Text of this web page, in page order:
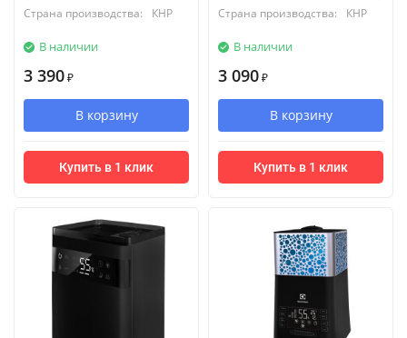
Страна производства:
КНР
В наличии
3 390 ₽
В корзину
Купить в 1 клик
Страна производства:
КНР
В наличии
3 090 ₽
В корзину
Купить в 1 клик